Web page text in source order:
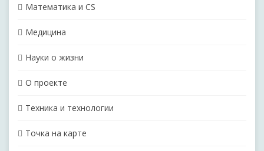
Математика и CS
Медицина
Науки о жизни
О проекте
Техника и технологии
Точка на карте